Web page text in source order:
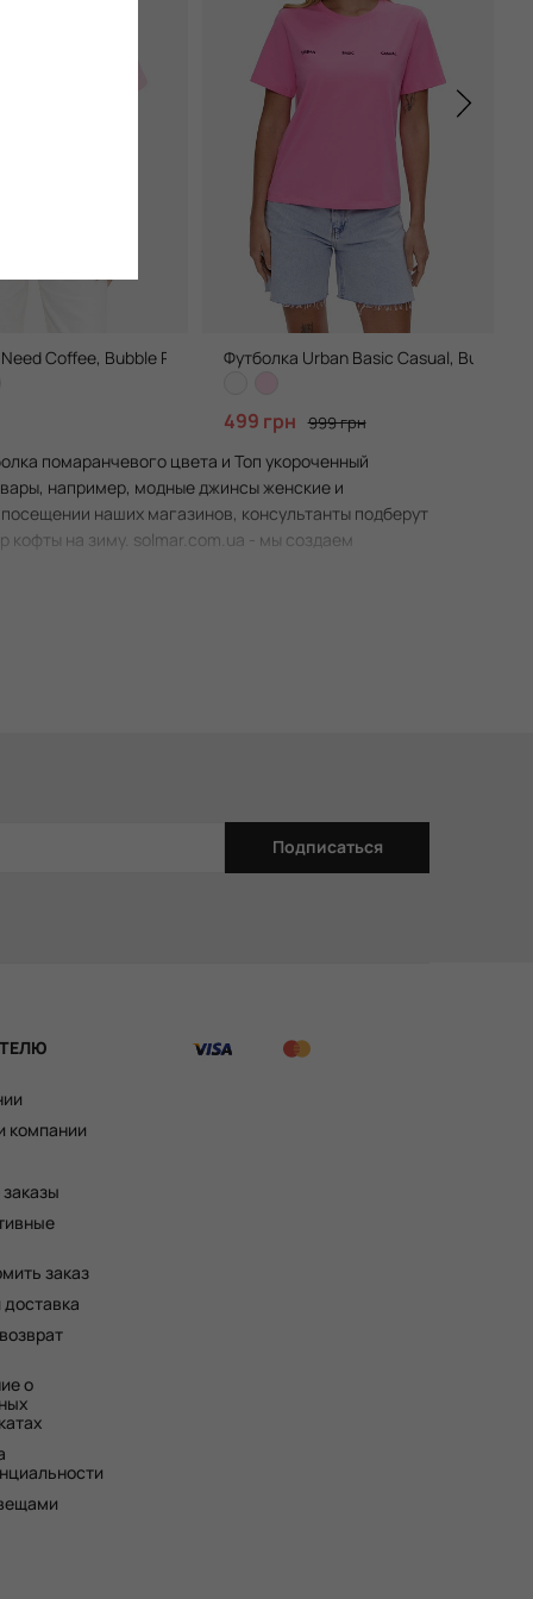
Coffee, Bubble Pink Футболка Urban Basic Casual, Bubble
499 грн 999 грн
помаранчевого цвета и Топ укороченный
например, модные джинсы женские и
наших магазинов, консультанты подберут
кофты на зиму. solmar.com.ua - мы создаем
Подписаться
компании
заказ
о